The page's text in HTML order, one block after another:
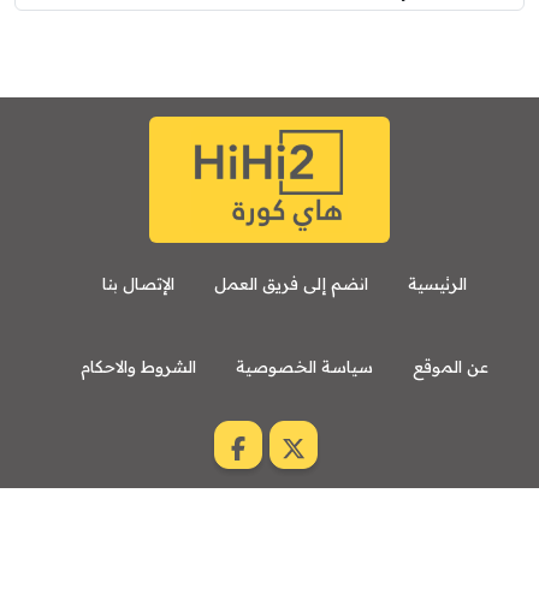
الرئيسية انضم إلى فريق العمل الإتصال بنا
عن الموقع سياسة الخصوصية الشروط والاحكام